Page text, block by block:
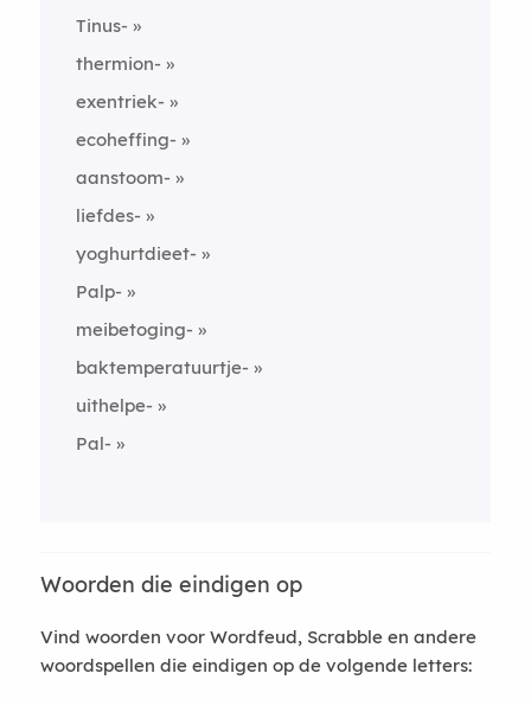
Tinus-
thermion-
exentriek-
ecoheffing-
aanstoom-
liefdes-
yoghurtdieet-
Palp-
meibetoging-
baktemperatuurtje-
uithelpe-
Pal-
Woorden die eindigen op
Vind woorden voor Wordfeud, Scrabble en andere
woordspellen die eindigen op de volgende letters: